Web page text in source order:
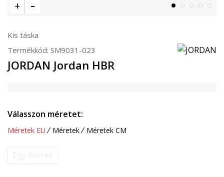
Kis táska
Termékkód: SM9031-023
JORDAN Jordan HBR
Válasszon méretet:
Méretek EU Méretek Méretek CM